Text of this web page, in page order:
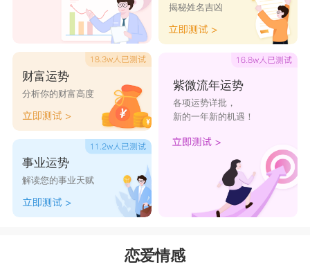
的重要地位和深远影响。黄帝的后代中，杨姓不仅
在历史上有着显赫的地位，而且在现代社会中仍然
是一个常见的姓氏，具有深厚的历史和文化内涵。
杨姓的历史名人有哪些?
‌杨震‌：
东汉时期名臣，通晓经籍、博览群书，被尊称
为“关西孔子”，因清廉正直，屡次上疏直言时政之
弊，为后世所敬仰。
‌杨坚‌：
先进的选官制度，发展文化经济，使得中国成为盛
财富运势
分析你的财富高度
事业运势
解读您的事业天赋
揭秘姓名吉凶
紫微流年运势
各项运势详批，
新的一年新的机遇！
恋爱情感